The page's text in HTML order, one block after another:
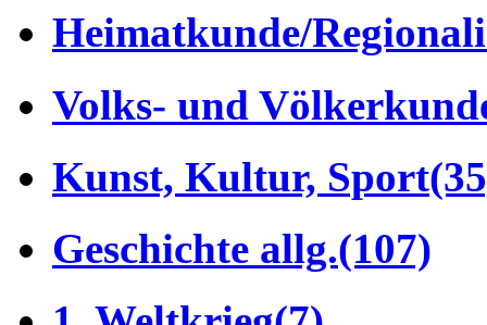
Heimatkunde/
Volks- und
Kunst, Kultur, Sport
Geschichte allg.(107)